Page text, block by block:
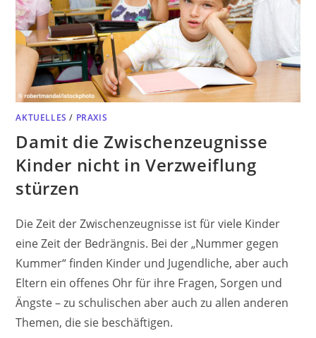
AKTUELLES / PRAXIS
Damit die Zwischenzeugnisse
Kinder nicht in Verzweiflung
stürzen
Die Zeit der Zwischenzeugnisse ist für viele Kinder
eine Zeit der Bedrängnis. Bei der „Nummer gegen
Kummer“ finden Kinder und Jugendliche, aber auch
Eltern ein offenes Ohr für ihre Fragen, Sorgen und
Ängste – zu schulischen aber auch zu allen anderen
Themen, die sie beschäftigen.